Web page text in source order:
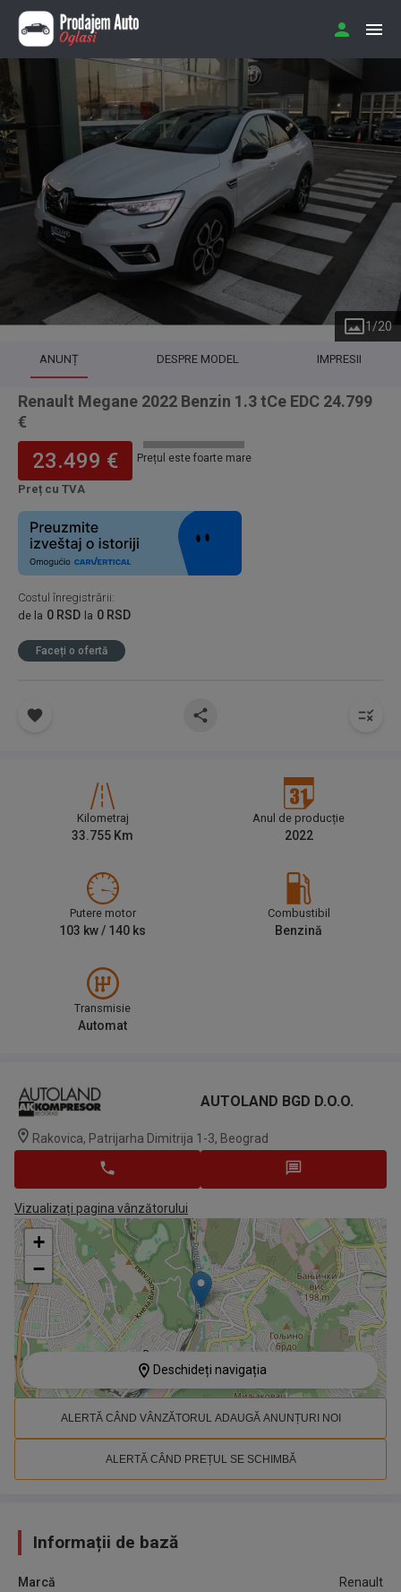
1/20
ANUNȚ DESPRE MODEL IMPRESII
Renault Megane 2022 Benzin 1.3 tCe EDC 24.799
€
23.499 €
Preț cu TVA
Prețul este foarte mare
Costul înregistrării:
de la 0 RSD la 0 RSD
Faceți o ofertă
Kilometraj
33.755 Km
Anul de producție
2022
Putere motor
103 kw / 140 ks
Combustibil
Benzină
Transmisie
Automat
AUTOLAND BGD D.o.o.
Rakovica, Patrijarha Dimitrija 1-3, Beograd
Vizualizați pagina vânzătorului
+
−
Deschideți navigația
ALERTĂ CÂND VÂNZĂTORUL ADAUGĂ ANUNȚURI NOI
ALERTĂ CÂND PREȚUL SE SCHIMBĂ
Informații de bază
Marcă
Renault